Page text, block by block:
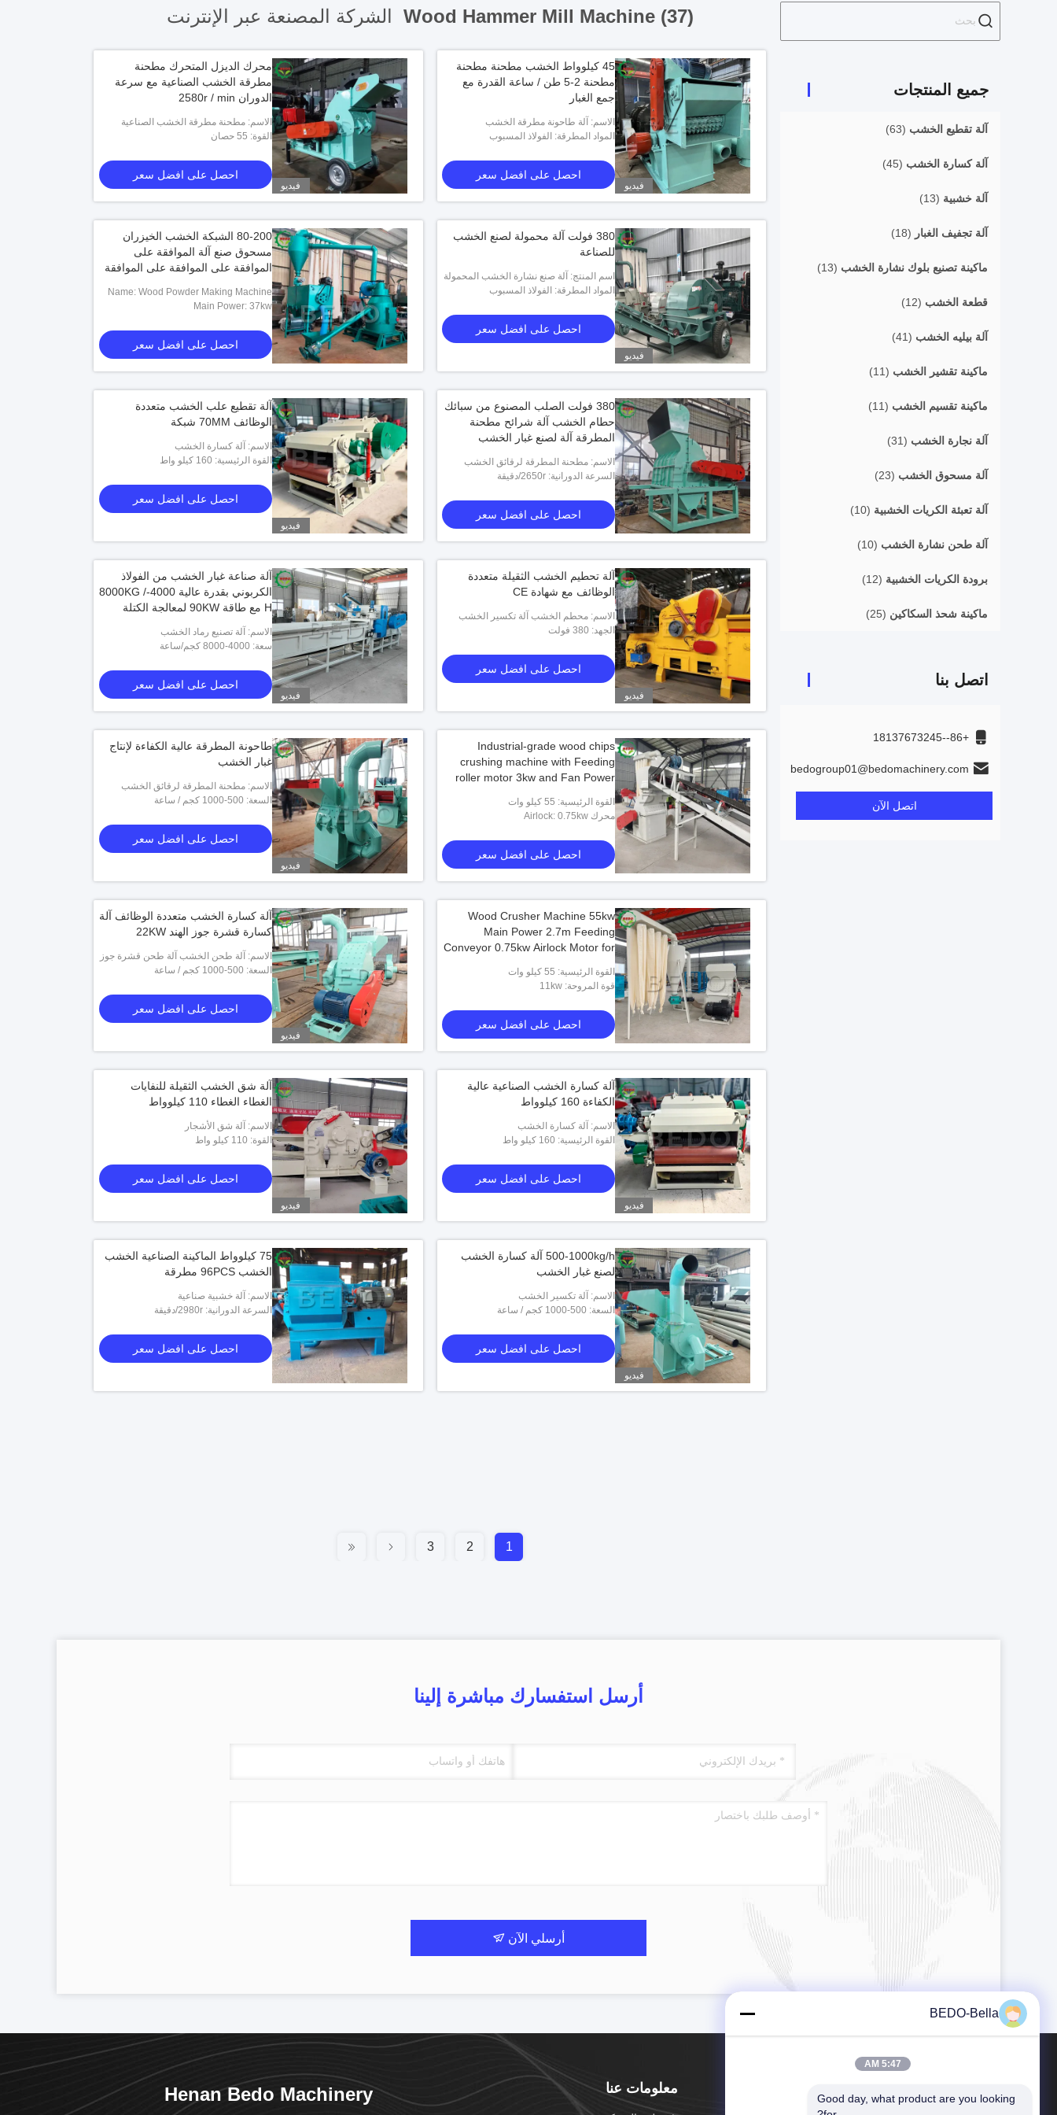
جميع المنتجات
آلة تقطيع الخشب (63)
آلة كسارة الخشب (45)
آلة خشبية (13)
آلة تجفيف الغبار (18)
ماكينة تصنيع بلوك نشارة الخشب (13)
قطعة الخشب (12)
آلة بيليه الخشب (41)
ماكينة تقشير الخشب (11)
ماكينة تقسيم الخشب (11)
آلة نجارة الخشب (31)
آلة مسحوق الخشب (23)
آلة تعبئة الكريات الخشبية (10)
آلة طحن نشارة الخشب (10)
برودة الكريات الخشبية (12)
ماكينة شحذ السكاكين (25)
اتصل بنا
+86--18137673245
bedogroup01@bedomachinery.com
اتصل الآن
Wood Hammer Mill Machine (37) الشركة المصنعة عبر الإنترنت
فيديو
45 كيلوواط الخشب مطحنة مطحنة
مطحنة 2-5 طن / ساعة القدرة مع
جمع الغبار
الاسم: آلة طاحونة مطرقة الخشب
المواد المطرقة: الفولاذ المسبوب
احصل على افضل سعر
فيديو
محرك الديزل المتحرك مطحنة
مطرقة الخشب الصناعية مع سرعة
الدوران 2580r / min
الاسم: مطحنة مطرقة الخشب الصناعية
القوة: 55 حصان
احصل على افضل سعر
فيديو
380 فولت آلة محمولة لصنع الخشب
للصناعة
اسم المنتج: آلة صنع نشارة الخشب المحمولة
المواد المطرقة: الفولاذ المسبوب
احصل على افضل سعر
80-200 الشبكة الخشب الخيزران
مسحوق صنع آلة الموافقة على
الموافقة على الموافقة على الموافقة
الموافقة على الموافقة على الموافقة
Name: Wood Powder Making Machine
Main Power: 37kw
احصل على افضل سعر
380 فولت الصلب المصنوع من سبائك
حطام الخشب آلة شرائح مطحنة
المطرقة آلة لصنع غبار الخشب
الاسم: مطحنة المطرقة لرقائق الخشب
السرعة الدورانية: 2650r/دقيقة
احصل على افضل سعر
فيديو
آلة تقطيع علب الخشب متعددة
الوظائف 70MM شبكة
الاسم: آلة كسارة الخشب
القوة الرئيسية: 160 كيلو واط
احصل على افضل سعر
فيديو
آلة تحطيم الخشب الثقيلة متعددة
الوظائف مع شهادة CE
الاسم: محطم الخشب آلة تكسير الخشب
الجهد: 380 فولت
احصل على افضل سعر
فيديو
آلة صناعة غبار الخشب من الفولاذ
الكربوني بقدرة عالية 4000-8000KG /
H مع طاقة 90KW لمعالجة الكتلة
الحيوية
الاسم: آلة تصنيع رماد الخشب
سعة: 4000-8000 كجم/ساعة
احصل على افضل سعر
Industrial-grade wood chips
crushing machine with Feeding
roller motor 3kw and Fan Power
القوة الرئيسية: 55 كيلو وات
محرك Airlock: 0.75kw
احصل على افضل سعر
فيديو
طاحونة المطرقة عالية الكفاءة لإنتاج
غبار الخشب
الاسم: مطحنة المطرقة لرقائق الخشب
السعة: 500-1000 كجم / ساعة
احصل على افضل سعر
Wood Crusher Machine 55kw
Main Power 2.7m Feeding
Conveyor 0.75kw Airlock Motor for
القوة الرئيسية: 55 كيلو وات
قوة المروحة: 11kw
احصل على افضل سعر
فيديو
آلة كسارة الخشب متعددة الوظائف آلة
كسارة قشرة جوز الهند 22KW
الاسم: آلة طحن الخشب آلة طحن قشرة جوز
الهند
السعة: 500-1000 كجم / ساعة
احصل على افضل سعر
فيديو
آلة كسارة الخشب الصناعية عالية
الكفاءة 160 كيلوواط
الاسم: آلة كسارة الخشب
القوة الرئيسية: 160 كيلو واط
احصل على افضل سعر
فيديو
آلة شق الخشب الثقيلة للنفايات
الغطاء الغطاء 110 كيلوواط
الاسم: آلة شق الأشجار
القوة: 110 كيلو واط
احصل على افضل سعر
فيديو
500-1000kg/h آلة كسارة الخشب
لصنع غبار الخشب
الاسم: آلة تكسير الخشب
السعة: 500-1000 كجم / ساعة
احصل على افضل سعر
75 كيلوواط الماكينة الصناعية الخشب
الخشب 96PCS مطرقة
الاسم: آلة خشبية صناعية
السرعة الدورانية: 2980r/دقيقة
احصل على افضل سعر
1
2
3
أرسل استفسارك مباشرة إلينا
أرسلي الآن
معلومات عنا
Henan Bedo Machinery
BEDO-Bella
5:47 AM
Good day, what product are you looking